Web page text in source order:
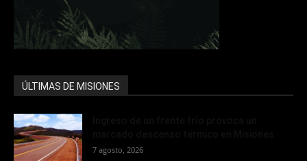
ÚLTIMAS DE MISIONES
7 agosto, 2026